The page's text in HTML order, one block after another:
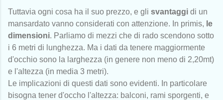
Tuttavia ogni cosa ha il suo prezzo, e gli svantaggi di un
mansardato vanno considerati con attenzione. In primis, le
dimensioni. Parliamo di mezzi che di rado scendono sotto
i 6 metri di lunghezza. Ma i dati da tenere maggiormente
d'occhio sono la larghezza (in genere non meno di 2,20mt)
e l'altezza (in media 3 metri).
Le implicazioni di questi dati sono evidenti. In particolare
bisogna tener d'occho l'altezza: balconi, rami sporgenti, e